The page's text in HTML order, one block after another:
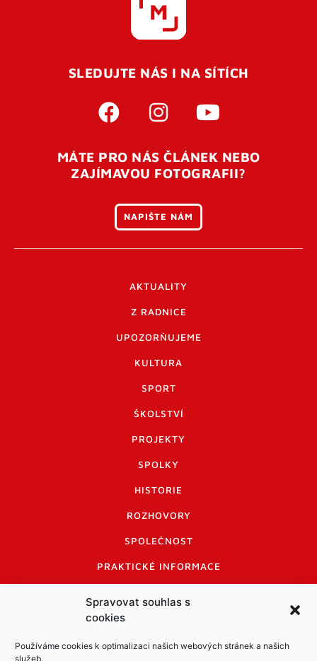
Spravovat souhlas s
cookies
Používáme cookies k optimalizaci našich webových stránek a našich
služeb.
Pro úspěšné dokončení registrace je potřeba
vaší e-mailovouadresu. Po úspěšném odeslání
otevření tohoto odkazu se váš účet ověří a můžete se
přihlásit. Nezapomeňte zkontrolovat složku SPAM ve
SLEDUJTE NÁS I NA SÍTÍCH
MÁTE PRO NÁS ČLÁNEK NEBO
ZAJÍMAVOU FOTOGRAFII?
NAPIŠTE NÁM
AKTUALITY
Z RADNICE
UPOZORŇUJEME
KULTURA
SPORT
ŠKOLSTVÍ
PROJEKTY
SPOLKY
HISTORIE
ROZHOVORY
SPOLEČNOST
PRAKTICKÉ INFORMACE
INFORMACE A KODEX DISKUTUJÍCÍCH
LOGO A LOGO MANUÁL